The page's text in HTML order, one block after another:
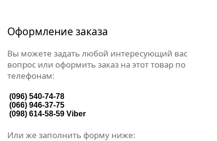
Оформление заказа
Вы можете задать любой интересующий вас
вопрос или оформить заказ на этот товар по
телефонам:
(096) 540-74-78
(066) 946-37-75
(098) 614-58-59 Viber
Или же заполнить форму ниже: